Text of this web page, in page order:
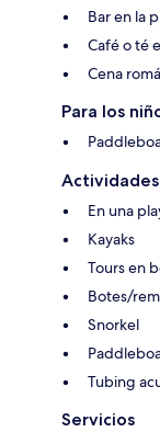
Bar en la
Café o té
Cena
Para los
Actividades
En una
Kayaks
Tours en
Botes/
Snorkel
Tubing
Servicios